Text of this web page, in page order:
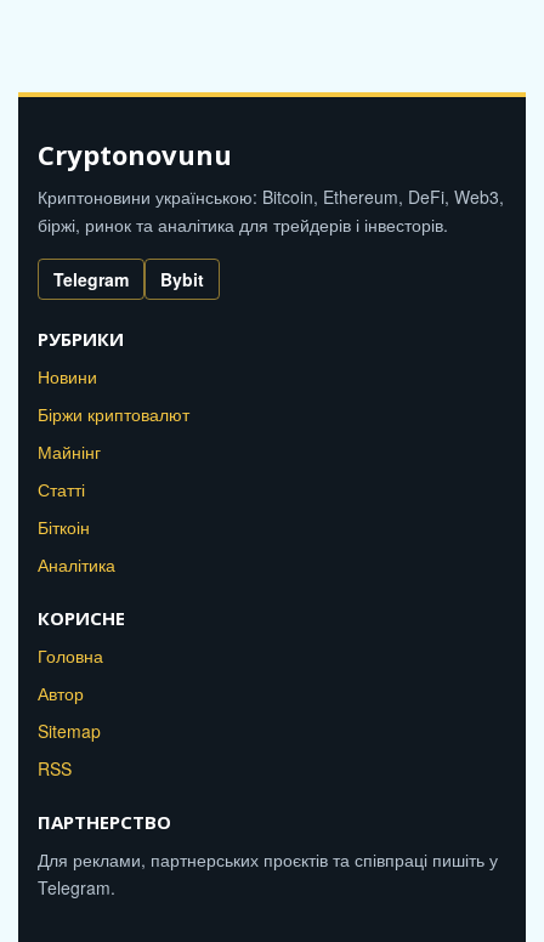
Cryptonovunu
Криптоновини українською: Bitcoin, Ethereum, DeFi, Web3,
біржі, ринок та аналітика для трейдерів і інвесторів.
Telegram Bybit
РУБРИКИ
Новини
Біржи криптовалют
Майнінг
Статті
Біткоін
Аналітика
КОРИСНЕ
Головна
Автор
Sitemap
RSS
ПАРТНЕРСТВО
Для реклами, партнерських проєктів та співпраці пишіть у
Telegram.